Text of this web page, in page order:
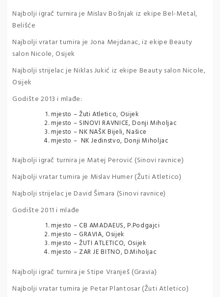
Najbolji igrač turnira je Mislav Bošnjak iz ekipe Bel-Metal,
Belišće
Najbolji vratar turnira je Jona Mejdanac, iz ekipe Beauty
salon Nicole, Osijek
Najbolji strijelac je Niklas Jukić iz ekipe Beauty salon Nicole,
Osijek
Godište 2013 i mlađe:
mjesto – Žuti Atletico, Osijek
mjesto – SINOVI RAVNICE, Donji Miholjac
mjesto – NK NAŠK Bijeli, Našice
mjesto – NK Jedinstvo, Donji Miholjac
Najbolji igrač turnira je Matej Perović (Sinovi ravnice)
Najbolji vratar turnira je Mislav Humer (Žuti Atletico)
Najbolji strijelac je David Šimara (Sinovi ravnice)
Godište 2011 i mlađe
mjesto – CB AMADAEUS, P.Podgajci
mjesto – GRAVIA, Osijek
mjesto – ŽUTI ATLETICO, Osijek
mjesto – ZAR JE BITNO, D.Miholjac
Najbolji igrač turnira je Stipe Vranješ (Gravia)
Najbolji vratar turnira je Petar Plantosar (Žuti Atletico)